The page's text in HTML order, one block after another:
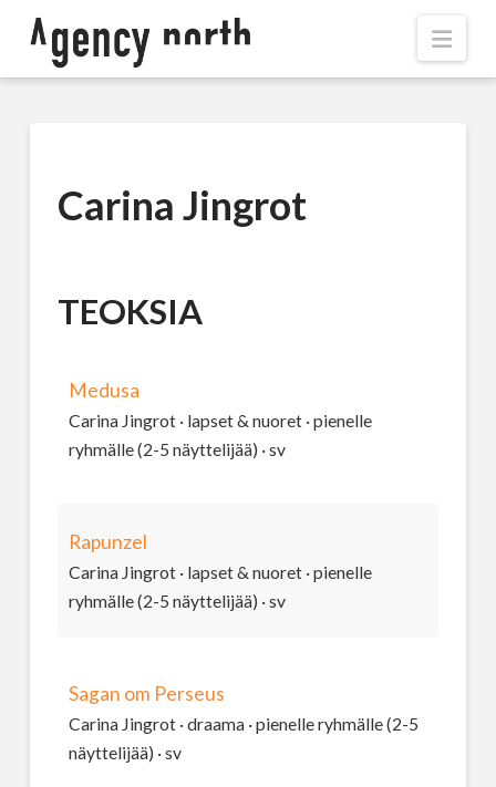
Carina Jingrot
TEOKSIA
Medusa
Carina Jingrot · lapset & nuoret · pienelle
ryhmälle (2-5 näyttelijää) · sv
Rapunzel
Carina Jingrot · lapset & nuoret · pienelle
ryhmälle (2-5 näyttelijää) · sv
Sagan om Perseus
Carina Jingrot · draama · pienelle ryhmälle (2-5
näyttelijää) · sv